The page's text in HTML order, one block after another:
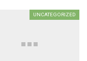
UNCATEGORIZED